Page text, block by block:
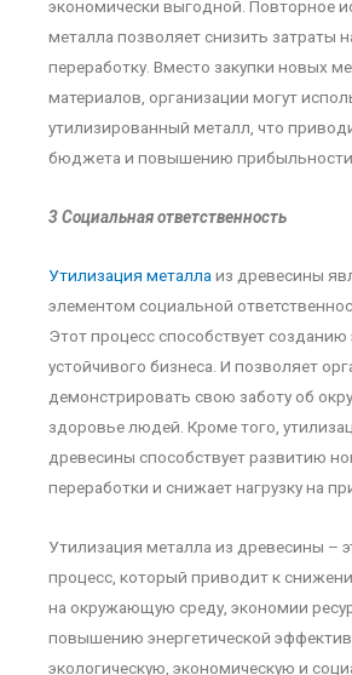
экономически выгодной. Повторное
металла позволяет снизить затраты
переработку. Вместо закупки новых
материалов, организации могут
утилизированный металл, что
бюджета и повышению прибыльности
3 Социальная ответственность
Утилизация металлаиз древесины
элементом социальной
Этот процесс способствует созданию
устойчивого бизнеса. И позволяет
демонстрировать свою заботу об
здоровье людей. Кроме того,
древесины способствует развитию
переработки и снижает нагрузку на
Утилизация металла из древесины –
процесс, который приводит к
на окружающую среду, экономии
повышению энергетической
экологическую, экономическую и